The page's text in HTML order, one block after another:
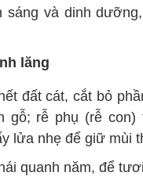
sáng và dinh
lăng
đất cát, cắt bỏ
gỗ; rễ phụ (rễ
lửa nhẹ để giữ mùi
quanh năm, để